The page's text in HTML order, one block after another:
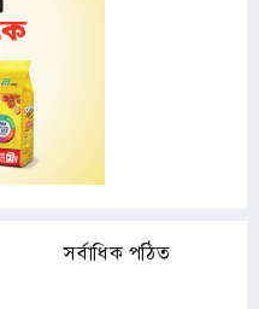
সর্বাধিক পঠিত